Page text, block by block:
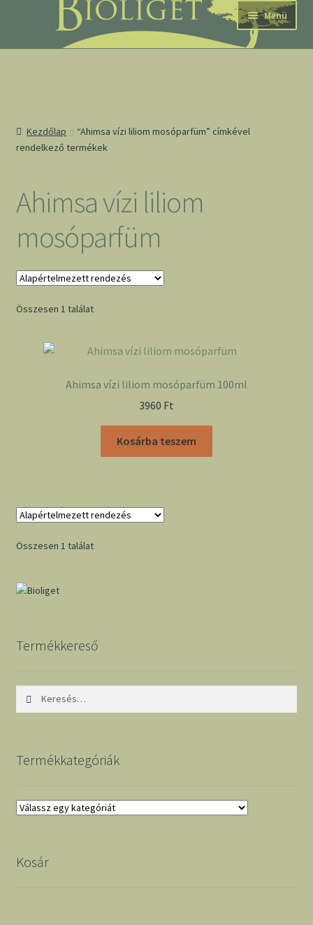
navigációhoz
tartalomba
Menü
Kezdőlap
“Ahimsa vízi liliom mosóparfüm” címkével
rendelkező termékek
Ahimsa vízi liliom
mosóparfüm
Összesen 1 találat
Ahimsa vízi liliom mosóparfüm 100ml
3960 Ft
Kosárba teszem
Összesen 1 találat
Termékkereső
Termékkategóriák
Kosár